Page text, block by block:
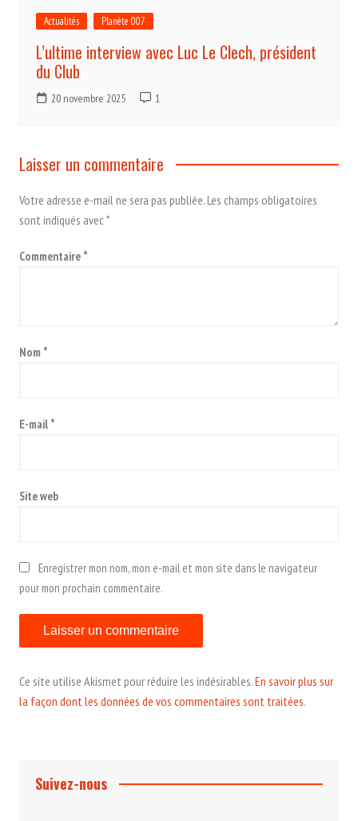
Actualités Planète 007
L’ultime interview avec Luc Le Clech, président
du Club
20 novembre 2025 1
Laisser un commentaire
Votre adresse e-mail ne sera pas publiée.Les champs obligatoires
sont indiqués avec*
Commentaire *
Nom *
E-mail *
Site web
Enregistrer mon nom, mon e-mail et mon site dans le navigateur
pour mon prochain commentaire.
Ce site utilise Akismet pour réduire les indésirables.En savoir plus sur
la façon dont les données de vos commentaires sont traitées.
Suivez-nous